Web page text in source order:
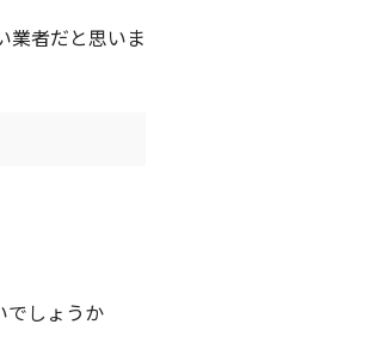
業者だと思いま
でしょうか